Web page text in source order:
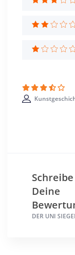
Standort
Siegen >>
Schreibe
Deine
DER UNI